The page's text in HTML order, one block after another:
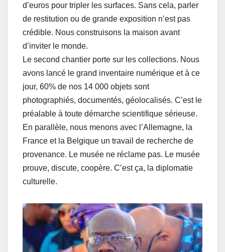
d’euros pour tripler les surfaces. Sans cela, parler
de restitution ou de grande exposition n’est pas
crédible. Nous construisons la maison avant
d’inviter le monde.
Le second chantier porte sur les collections. Nous
avons lancé le grand inventaire numérique et à ce
jour, 60% de nos 14 000 objets sont
photographiés, documentés, géolocalisés. C’est le
préalable à toute démarche scientifique sérieuse.
En parallèle, nous menons avec l’Allemagne, la
France et la Belgique un travail de recherche de
provenance. Le musée ne réclame pas. Le musée
prouve, discute, coopère. C’est ça, la diplomatie
culturelle.